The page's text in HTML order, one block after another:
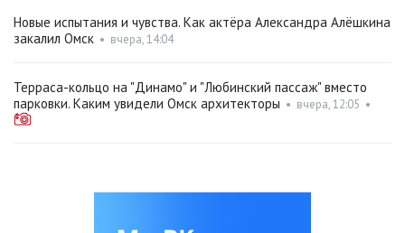
Новые испытания и чувства. Как актёра Александра Алёшкина
закалил Омск • вчера, 14:04
Терраса-кольцо на "Динамо" и "Любинский пассаж" вместо
парковки. Каким увидели Омск архитекторы • вчера, 12:05 •